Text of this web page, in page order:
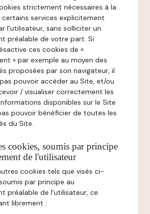
strictement nécessaires à la
services explicitement
l'utilisateur, sans solliciter un
préalable de votre part. Si
ces cookies de «
» par exemple au moyen des
proposées par son navigateur, il
pouvoir accéder au Site, et/ou
/ visualiser correctement les
disponibles sur le Site
pouvoir bénéficier de toutes les
du Site.
cookies, soumis par principe
de l'utilisateur
cookies tels que visés ci-
par principe au
préalable de l'utilisateur, ce
librement :